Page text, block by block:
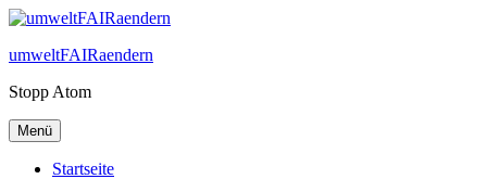
Zum
springen
umweltFAIRaendern
Stopp Atom
Menü
Startseite